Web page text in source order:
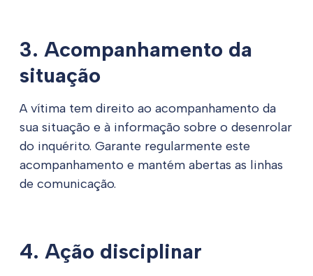
3. Acompanhamento da
situação
A vítima tem direito ao acompanhamento da
sua situação e à informação sobre o desenrolar
do inquérito. Garante regularmente este
acompanhamento e mantém abertas as linhas
de comunicação.
4. Ação disciplinar